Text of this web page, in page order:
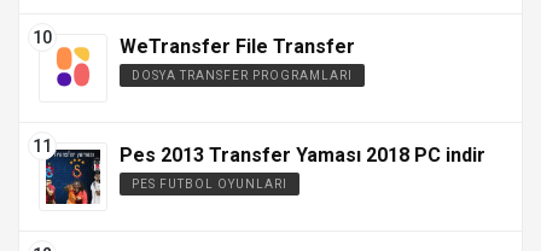
WeTransfer File Transfer
DOSYA TRANSFER PROGRAMLARI
Pes 2013 Transfer Yaması 2018 PC indir
PES FUTBOL OYUNLARI